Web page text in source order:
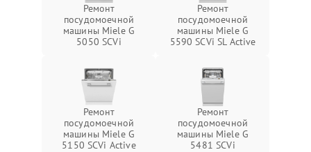
Ремонт
посудомоечной
машины Miele G
5050 SCVi
Ремонт
посудомоечной
машины Miele G
5590 SCVi SL Active
Ремонт
посудомоечной
машины Miele G
5150 SCVi Active
Ремонт
посудомоечной
машины Miele G
5481 SCVi